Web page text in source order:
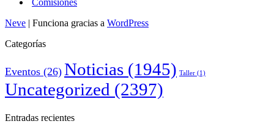
Neve | Funciona gracias a WordPress
Categorías
Eventos (26) Noticias (1945) Taller (1)
Uncategorized (2397)
Entradas recientes